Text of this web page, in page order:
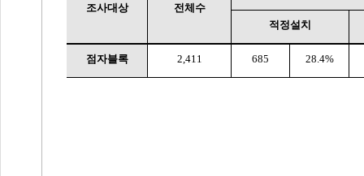
조사대상 전체수
적정설치
점자블록 2,411 685 28.4%